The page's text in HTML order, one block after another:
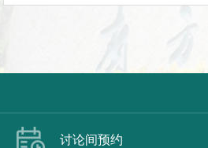
讨论间预约